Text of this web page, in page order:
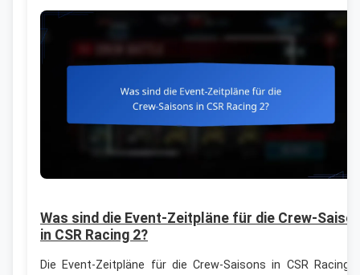
Was sind die Event-Zeitpläne für die Crew-
in CSR Racing 2?
Die Event-Zeitpläne für die Crew-Saisons in CSR Racing